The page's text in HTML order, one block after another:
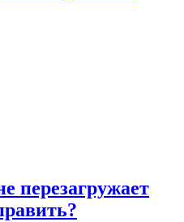
перезагружает